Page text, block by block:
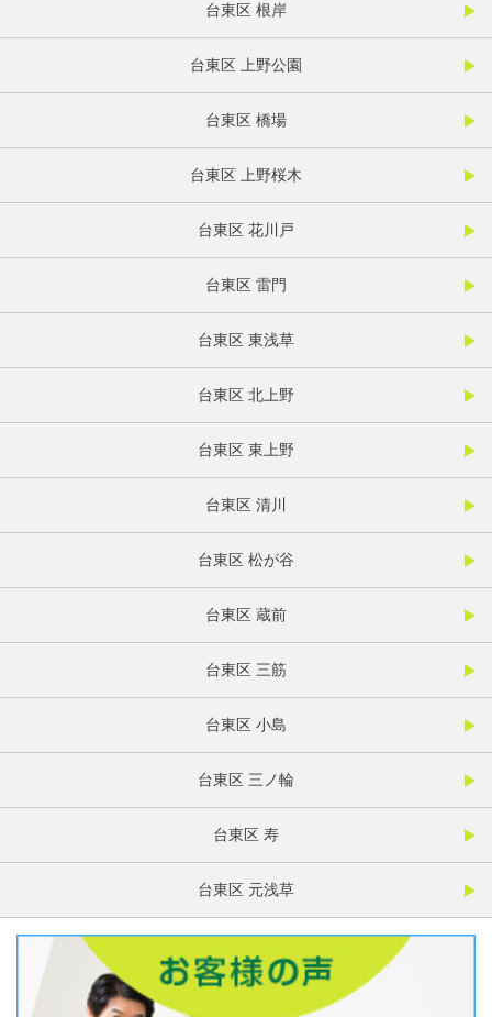
台東区 根岸
台東区 上野公園
台東区 橋場
台東区 上野桜木
台東区 花川戸
台東区 雷門
台東区 東浅草
台東区 北上野
台東区 東上野
台東区 清川
台東区 松が谷
台東区 蔵前
台東区 三筋
台東区 小島
台東区 三ノ輪
台東区 寿
台東区 元浅草